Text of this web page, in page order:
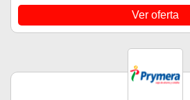
Ver oferta